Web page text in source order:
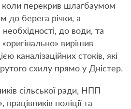
коли перекрив шлагбаумом
до берега річки, а
до води, та
вирішив
каналізаційних стоків, які
схилу прямо у Дністер.
сільської ради, НПП
працівників поліції та